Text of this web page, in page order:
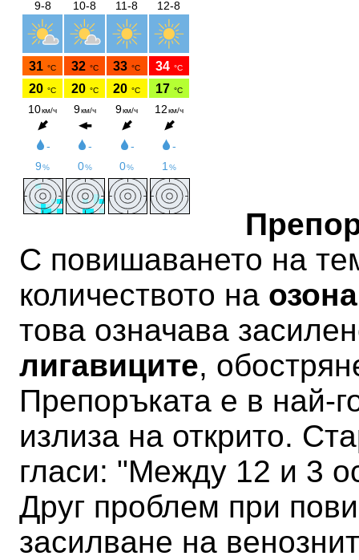
С повишаването на
количеството на озона
това означава
лигавиците,
Препоръката е в най-
излиза на открито.
гласи: "Между 12 и 3
Друг проблем при
засилване на